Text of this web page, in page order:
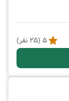
5
(
25 نفر)